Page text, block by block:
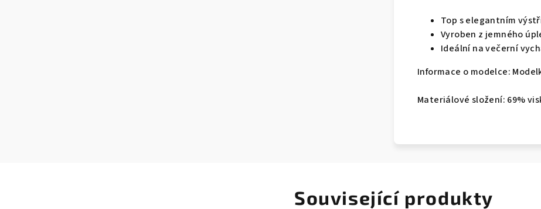
Top s elegantním
Vyroben z jemného
Ideální na večerní
Informace o modelce:
Materiálové složení: 69%
Související produkty